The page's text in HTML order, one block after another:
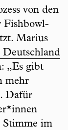
von den
Fishbowl-
Marius
Deutschland
„Es gibt
mehr
Dafür
Stimme im